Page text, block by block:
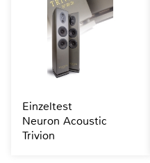
Einzeltest
Neuron Acoustic
Trivion